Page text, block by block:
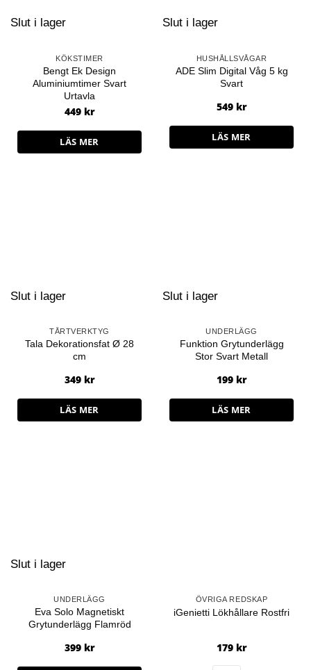
Slut i lager
KÖKSTIMER
Bengt Ek Design
Aluminiumtimer Svart
Urtavla
449 kr
LÄS MER
Slut i lager
HUSHÅLLSVÅGAR
ADE Slim Digital Våg 5 kg
Svart
549 kr
LÄS MER
Slut i lager
TÅRTVERKTYG
Tala Dekorationsfat Ø 28
cm
349 kr
LÄS MER
Slut i lager
UNDERLÄGG
Funktion Grytunderlägg
Stor Svart Metall
199 kr
LÄS MER
Slut i lager
UNDERLÄGG
Eva Solo Magnetiskt
Grytunderlägg Flamröd
399 kr
ÖVRIGA REDSKAP
iGenietti Lökhållare Rostfri
179 kr